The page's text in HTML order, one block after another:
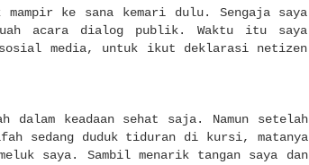
ke sana kemari dulu. Sengaja saya
acara dialog publik. Waktu itu saya
sosial media, untuk ikut deklarasi netizen
keadaan sehat saja. Namun setelah
sedang duduk tiduran di kursi, matanya
saya. Sambil menarik tangan saya dan